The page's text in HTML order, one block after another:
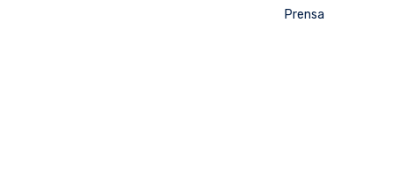
Prensa